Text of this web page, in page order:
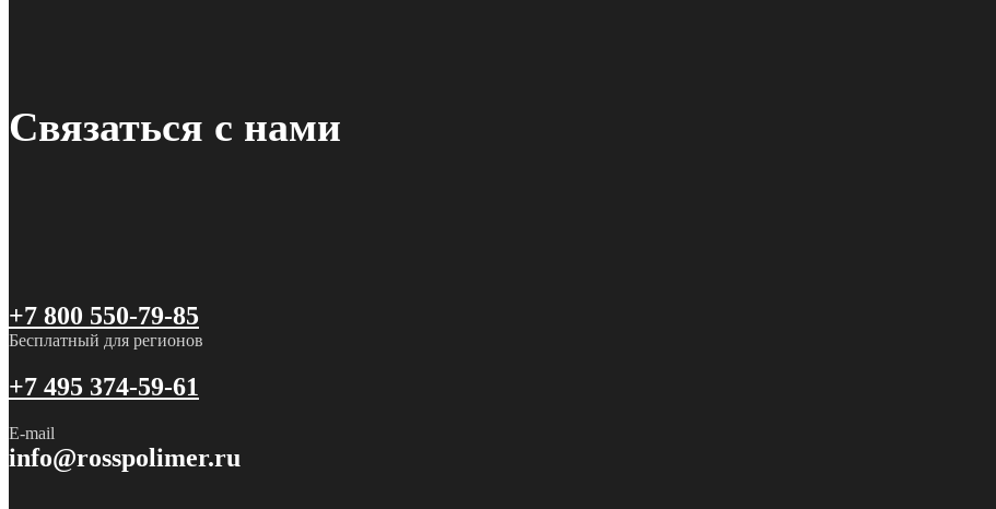
Связаться с нами
+7 800 550-79-85
Бесплатный для регионов
+7 495 374-59-61
E-mail
info@rosspolimer.ru